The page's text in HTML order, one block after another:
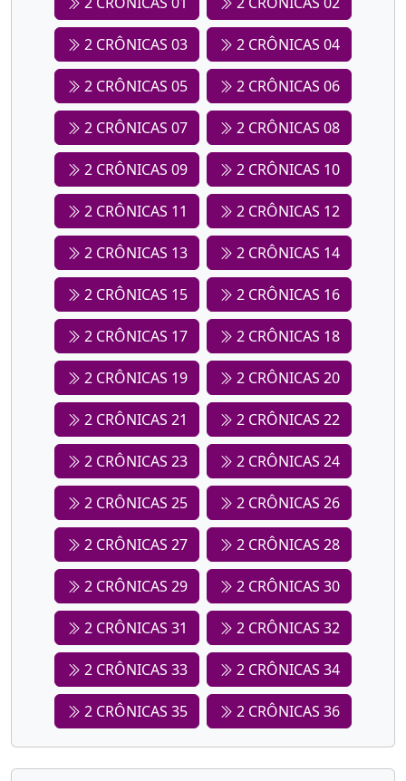
2 CRÔNICAS 03 2 CRÔNICAS 04
2 CRÔNICAS 05 2 CRÔNICAS 06
2 CRÔNICAS 07 2 CRÔNICAS 08
2 CRÔNICAS 09 2 CRÔNICAS 10
2 CRÔNICAS 11 2 CRÔNICAS 12
2 CRÔNICAS 13 2 CRÔNICAS 14
2 CRÔNICAS 15 2 CRÔNICAS 16
2 CRÔNICAS 17 2 CRÔNICAS 18
2 CRÔNICAS 19 2 CRÔNICAS 20
2 CRÔNICAS 21 2 CRÔNICAS 22
2 CRÔNICAS 23 2 CRÔNICAS 24
2 CRÔNICAS 25 2 CRÔNICAS 26
2 CRÔNICAS 27 2 CRÔNICAS 28
2 CRÔNICAS 29 2 CRÔNICAS 30
2 CRÔNICAS 31 2 CRÔNICAS 32
2 CRÔNICAS 33 2 CRÔNICAS 34
2 CRÔNICAS 35 2 CRÔNICAS 36